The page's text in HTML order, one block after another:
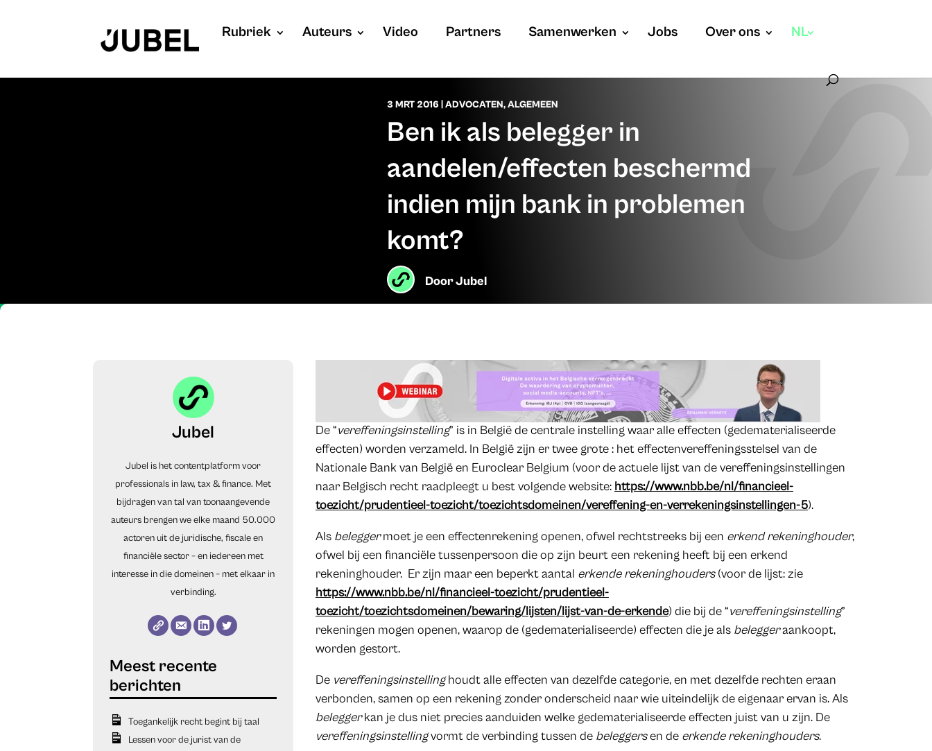
Rubriek Auteurs Video Partners Samenwerken Jobs Over ons NL
3 MRT 2016 ADVOCATEN,ALGEMEEN
Ben ik als belegger in
aandelen/effecten beschermd
indien mijn bank in problemen
komt?
DoorJubel
Jubel
Jubel is het contentplatform voor
professionals in law, tax & finance. Met
bijdragen van tal van toonaangevende
auteurs brengen we elke maand 50.000
actoren uit de juridische, fiscale en
financiële sector – en iedereen met
interesse in die domeinen – met elkaar in
verbinding.
Toegankelijk recht begint bij taal
Lessen voor de jurist van de
De “vereffeningsinstelling” is in België de centrale instelling waar alle effecten (gedematerialiseerde
effecten) worden verzameld. In België zijn er twee grote : het effectenvereffeningsstelsel van de
Nationale Bank van België en Euroclear Belgium (voor de actuele lijst van de vereffeningsinstellingen
naar Belgisch recht raadpleegt u best volgende website: https://www.nbb.be/nl/financieel-
toezicht/prudentieel-toezicht/toezichtsdomeinen/vereffening-en-verrekeningsinstellingen-5).
Als beleggermoet je een effectenrekening openen, ofwel rechtstreeks bij een erkend rekeninghouder,
ofwel bij een financiële tussenpersoon die op zijn beurt een rekening heeft bij een erkend
rekeninghouder. Er zijn maar een beperkt aantal erkende rekeninghouders(voor de lijst: zie
https://www.nbb.be/nl/financieel-toezicht/prudentieel-
toezicht/toezichtsdomeinen/bewaring/lijsten/lijst-van-de-erkende) die bij de “vereffeningsinstelling”
rekeningen mogen openen, waarop de (gedematerialiseerde) effecten die je als beleggeraankoopt,
worden gestort.
De vereffeningsinstellinghoudt alle effecten van dezelfde categorie, en met dezelfde rechten eraan
verbonden, samen op een rekening zonder onderscheid naar wie uiteindelijk de eigenaar ervan is. Als
beleggerkan je dus niet precies aanduiden welke gedematerialiseerde effecten juist van u zijn. De
vereffeningsinstellingvormt de verbinding tussen de beleggersen de erkende rekeninghouders.